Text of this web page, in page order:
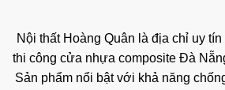
Nội thất Hoàng Quân là địa chỉ uy
thi công cửa nhựa composite Đà
Sản phẩm nổi bật với khả năng